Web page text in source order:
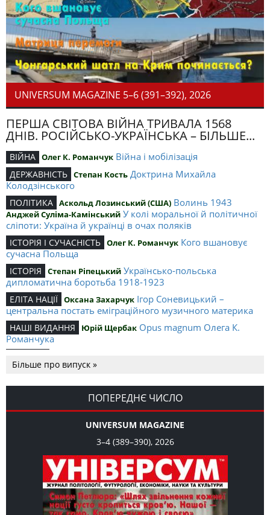
UNIVERSUM MAGAZINE 5–6 (391–392), 2026
ПЕРША СВІТОВА ВІЙНА ТРИВАЛА 1568
ДНІВ. РОСІЙСЬКО-УКРАЇНСЬКА – БІЛЬШЕ...
ВІЙНА Олег К. Романчук Війна і мобілізація
ДЕРЖАВНІСТЬ Степан Кость Доктрина Михайла
Колодзінського
ПОЛІТИКА Аскольд Лозинський (США) Волинь 1943
Анджей Суліма-Камінський У колі моральної й політичної
сліпоти: Україна й українці в очах поляків
ІСТОРІЯ І СУЧАСНІСТЬ Олег К. Романчук Кого вшановує
сучасна Польща
ІСТОРІЯ Степан Ріпецький Українсько-польська
дипломатична боротьба 1918-1923
ЕЛІТА НАЦІЇ Оксана Захарчук Ігор Соневицький –
центральна постать еміграційного музичного материка
НАШІ ВИДАННЯ Юрій Щербак Opus magnum Олега К.
Романчука
Романчука
СЛОВО РЕДАКЦІЙНЕ Олег К. Романчук Журавель і синиця
як уособлення української політстратегії й тактики
Більше про випуск »
ПОПЕРЕДНЄ ЧИСЛО
UNIVERSUM MAGAZINE
3–4 (389–390), 2026